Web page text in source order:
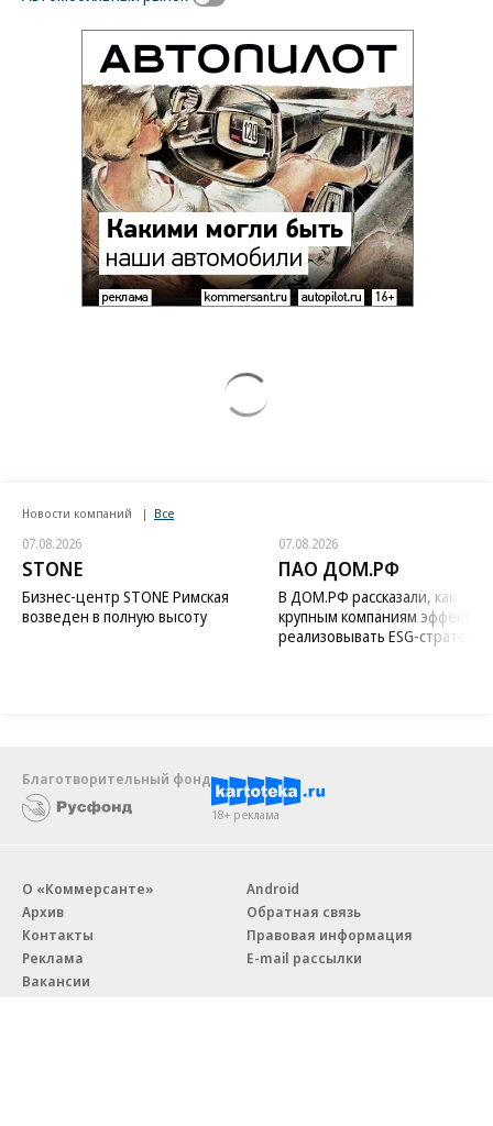
Новости компаний Все
07.08.2026
STONE
Бизнес-центр STONE Римская
возведен в полную высоту
07.08.2026
ПАО ДОМ.РФ
В ДОМ.РФ рассказали, как
крупным компаниям
реализовывать ESG-стратегию
Благотворительный фонд
18+ реклама
О «Коммерсанте»
Архив
Контакты
Реклама
Вакансии
Android
Обратная связь
Правовая информация
E-mail рассылки